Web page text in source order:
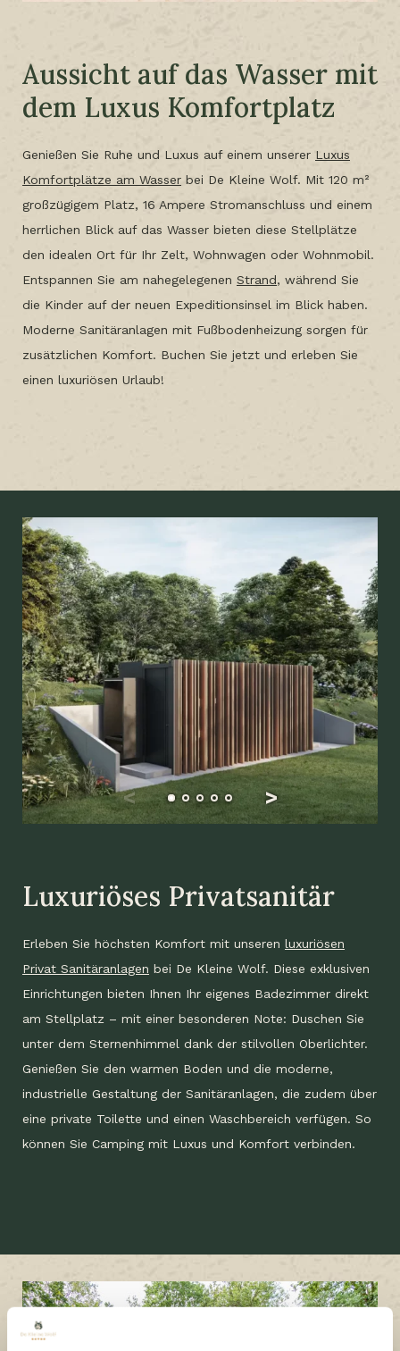
Aussicht auf das Wasser mit
dem Luxus Komfortplatz
Genießen Sie Ruhe und Luxus auf einem unserer Luxus
Komfortplätze am Wasser bei De Kleine Wolf. Mit 120 m²
großzügigem Platz, 16 Ampere Stromanschluss und einem
herrlichen Blick auf das Wasser bieten diese Stellplätze
den idealen Ort für Ihr Zelt, Wohnwagen oder Wohnmobil.
Entspannen Sie am nahegelegenen Strand, während Sie
die Kinder auf der neuen Expeditionsinsel im Blick haben.
Moderne Sanitäranlagen mit Fußbodenheizung sorgen für
zusätzlichen Komfort. Buchen Sie jetzt und erleben Sie
einen luxuriösen Urlaub!
Luxuriöses Privatsanitär
Erleben Sie höchsten Komfort mit unseren luxuriösen
Privat Sanitäranlagen bei De Kleine Wolf. Diese exklusiven
Einrichtungen bieten Ihnen Ihr eigenes Badezimmer direkt
am Stellplatz – mit einer besonderen Note: Duschen Sie
unter dem Sternenhimmel dank der stilvollen Oberlichter.
Genießen Sie den warmen Boden und die moderne,
industrielle Gestaltung der Sanitäranlagen, die zudem über
eine private Toilette und einen Waschbereich verfügen. So
können Sie Camping mit Luxus und Komfort verbinden.